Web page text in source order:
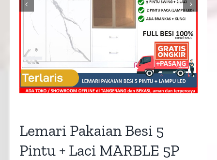
 
Lemari Pakaian Besi 5
Pintu + Laci MARBLE 5P